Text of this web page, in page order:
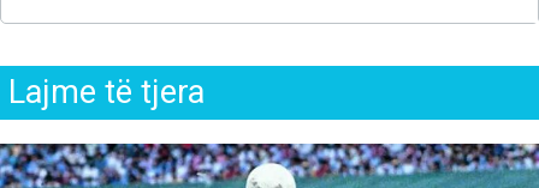
Lajme të tjera